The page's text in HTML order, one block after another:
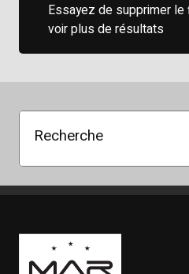
Essayez de supprimer
voir plus de résultats
Recherche
Boutique Mags à Rabais